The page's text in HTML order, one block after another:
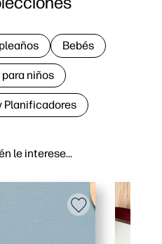
le interese…
Bebés
niños
Planificadores